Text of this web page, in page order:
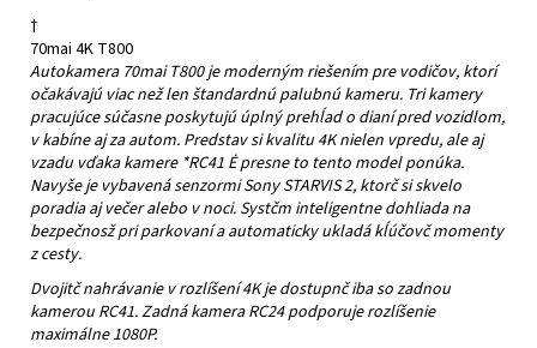
†
70mai 4K T800
Autokamera 70mai T800 je moderným riešením pre vodičov, ktorí
očakávajú viac než len štandardnú palubnú kameru. Tri kamery
pracujúce súčasne poskytujú úplný prehĺad o dianí pred vozidlom,
v kabíne aj za autom. Predstav si kvalitu 4K nielen vpredu, ale aj
vzadu vďaka kamere *RC41 Ė presne to tento model ponúka.
Navyše je vybavená senzormi Sony STARVIS 2, ktorč si skvelo
poradia aj večer alebo v noci. Systčm inteligentne dohliada na
bezpečnosž pri parkovaní a automaticky ukladá kĺúčovč momenty
z cesty.
Dvojitč nahrávanie v rozlíšení 4K je dostupnč iba so zadnou
kamerou RC41. Zadná kamera RC24 podporuje rozlíšenie
maximálne 1080P.